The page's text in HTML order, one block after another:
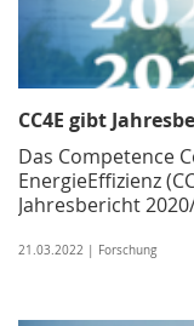
CC4E gibt
Das Competence
EnergieEffizienz
Jahresbericht
21.03.2022 | Forschung